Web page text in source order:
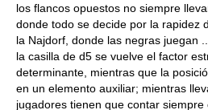
los flancos opuestos no siempre
donde todo se decide por la rapidez
la Najdorf, donde las negras juegan
la casilla de d5 se vuelve el factor
determinante, mientras que la
en un elemento auxiliar; mientras
jugadores tienen que contar